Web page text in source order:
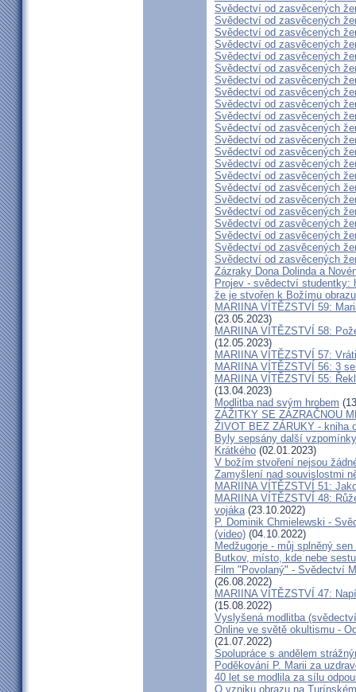
Svědectví od zasvěcených
Svědectví od zasvěcených
Svědectví od zasvěcených
Svědectví od zasvěcených
Svědectví od zasvěcených
Svědectví od zasvěcených
Svědectví od zasvěcených
Svědectví od zasvěcených
Svědectví od zasvěcených
Svědectví od zasvěcených
Svědectví od zasvěcených
Svědectví od zasvěcených
Svědectví od zasvěcených
Svědectví od zasvěcených
Svědectví od zasvěcených
Svědectví od zasvěcených
Svědectví od zasvěcených
Svědectví od zasvěcených
Svědectví od zasvěcených
Svědectví od zasvěcených
Svědectví od zasvěcených
Svědectví od zasvěcených
Zázraky Dona Dolinda a
Projev - svědectví studentky:
že je stvořen k Božímu obrazu
MARIINA VÍTĚZSTVÍ 59:
(23.05.2023)
MARIINA VÍTĚZSTVÍ 58:
(12.05.2023)
MARIINA VÍTĚZSTVÍ 57:
MARIINA VÍTĚZSTVÍ 56: 3
MARIINA VÍTĚZSTVÍ 55:
(13.04.2023)
Modlitba nad svým hrobem
ZÁŽITKY SE ZÁZRAČNOU
ŽIVOT BEZ ZÁRUKY - kniha
Byly sepsány další
Krátkého (02.01.2023)
V božím stvoření nejsou
Zamyšlení nad souvislostmi
MARIINA VÍTĚZSTVÍ 51:
MARIINA VÍTĚZSTVÍ 48:
vojáka(23.10.2022)
P. Dominik Chmielewski -
(video) (04.10.2022)
Medžugorje - můj splněný
Butkov, místo, kde nebe
Film "Povolaný" - Svědectví
(26.08.2022)
MARIINA VÍTĚZSTVÍ 47:
(15.08.2022)
Vyslyšená modlitba
Online ve světě okultismu -
(21.07.2022)
Spolupráce s andělem
Poděkování P. Marii za
40 let se modlila za sílu
O vzniku obrazu na